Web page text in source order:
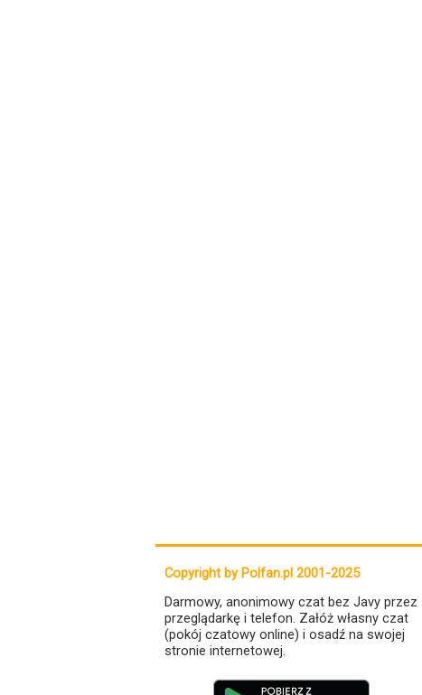
Copyright by Polfan.pl 2001-2025
Darmowy, anonimowy czat bez Javy przez
przeglądarkę i telefon. Załóż własny czat
(pokój czatowy online) i osadź na swojej
stronie internetowej.